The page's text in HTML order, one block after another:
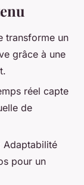
transforme un
grâce à une
réel capte
de
Adaptabilité
pour un